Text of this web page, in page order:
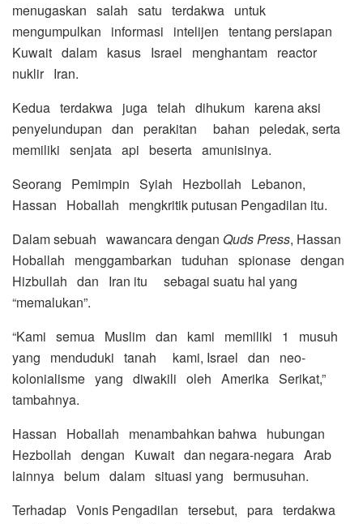
menugaskan salah satu terdakwa untuk
mengumpulkan informasi intelijen tentang persiapan
Kuwait dalam kasus Israel menghantam reactor
nuklir Iran.
Kedua terdakwa juga telah dihukum karena aksi
penyelundupan dan perakitan bahan peledak, serta
memiliki senjata api beserta amunisinya.
Seorang Pemimpin Syiah Hezbollah Lebanon,
Hassan Hoballah mengkritik putusan Pengadilan itu.
Dalam sebuah wawancara dengan Quds Press, Hassan
Hoballah menggambarkan tuduhan spionase dengan
Hizbullah dan Iran itu sebagai suatu hal yang
“memalukan”.
“Kami semua Muslim dan kami memiliki 1 musuh
yang menduduki tanah kami, Israel dan neo-
kolonialisme yang diwakili oleh Amerika Serikat,”
tambahnya.
Hassan Hoballah menambahkan bahwa hubungan
Hezbollah dengan Kuwait dan negara-negara Arab
lainnya belum dalam situasi yang bermusuhan.
Terhadap Vonis Pengadilan tersebut, para terdakwa